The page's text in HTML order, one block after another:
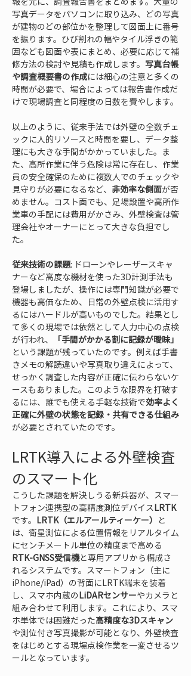
写真データをパソコンに取り込み、どの写真
が建物のどの部位かを整理して図面上に番号
を振ります。ひび割れの幅やタイル浮きの範
囲なども図面や表にまとめ、必要に応じて補
修方法の検討や見積も作成します。 写真台帳
や調査概要書の作成には細心の注意と多くの
時間が必要で、場合によっては報告書作成だ
けで現場調査と同程度の日数を費やします。
以上のように、従来手法では外壁の全数チェ
ックに人的リソースと時間を要し、データ整
理にも大きな手間がかかっていました。ま
た、高所作業に伴う危険は常に存在し、作業
員の安全確保のために複数人でのチェックや
見守りが必要になるなど、 非効率な側面が否
めません。コスト面でも、足場設置や高所作
業車の手配には費用がかさみ、外壁検査は管
理会社やオーナーにとって大きな負担でし
た。
従来技術の課題: ドローンやレーザースキャ
ナーなど高度な機材を使った3D計測手法も
登場しましたが、操作には専門知識が必要で
機器も高価なため、日常の外壁点検に活用す
るにはハードルが高いものでした。結果とし
て多くの現場では依然として人力中心の点検
が行われ、
「手間がかかる割に記録が曖昧」
という課題が残っていたのです。例えば手書
きメモの解読違いや写真取り違えによって、
せっかく調査した内容が正確に伝わらないケ
ースもありました。このような限界を打破す
るには、誰でも使える手軽な技術で効率よく
正確に外壁の状態を記録・共有できる仕組み
が必要とされていたのです。
LRTK導入による外壁検査
のスマート化
こうした課題を解決しうる新兵器が、スマー
トフォン連携型の高精度測位デバイスLRTK
です。 LRTK（エルアールティーケー） と
は、衛星測位による位置情報をリアルタイム
にセンチメートル単位の精度まで高める
RTK-GNSS受信機と専用アプリから構成さ
れるシステムです。スマートフォン（主に
iPhone/iPad）の背面にLRTK端末を装着
し、スマホ内蔵のLiDARセンサーやカメラと
組み合わせて利用します。これにより、スマ
ホ単体では困難だった高精度な3Dスキャン
や測位付き写真撮影が可能となり、外壁検査
をはじめとする現場点検作業を一変させるツ
ールとなっています。